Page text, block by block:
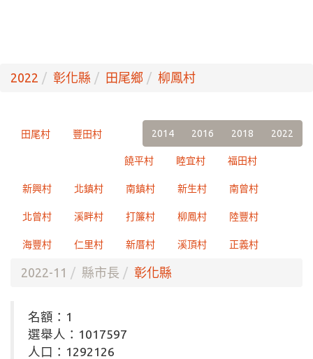
2022 彰化縣 田尾鄉 柳鳳村
2014 2016 2018 2022
田尾村 豐田村
饒平村 睦宜村 福田村
新興村 北鎮村 南鎮村 新生村 南曾村
北曾村 溪畔村 打簾村 柳鳳村 陸豐村
海豐村 仁里村 新厝村 溪頂村 正義村
2022-11 縣市長 彰化縣
名額：1
選舉人：1017597
人口：1292126